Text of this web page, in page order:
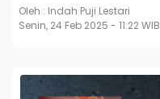
Oleh : Indah Puji Lestari
Senin, 24 Feb 2025 - 11:22 WIB